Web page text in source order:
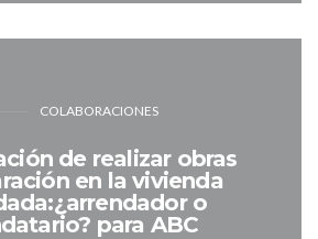
COLABORACIONES
de realizar obras
en la vivienda
o
para ABC